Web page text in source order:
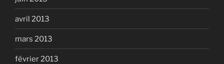
avril 2013
mars 2013
février 2013